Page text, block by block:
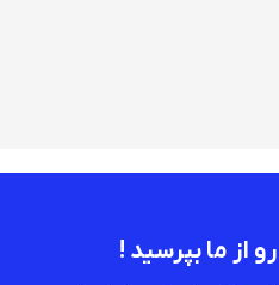
از ما بپرسید !